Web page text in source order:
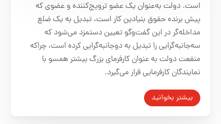
است. دولت به‌عنوان یک عضو ترویج‌کننده و عضوی که
پیش برنده حقوق بنیادین کار است، تبدیل به یک ضلع
مداخله‌گر در این گفت‌وگو تعیین دستمزد می‌شود که
سه‌جانبه‌گرایی را تبدیل به دو‌جانبه‌گرایی کرده است، چراکه
منفعت دولت به عنوان کارفرمای بزرگ بیشتر همسو با
نمایندگان کارفرمایی قرار می‌گیرد.
بیشتر بخوانید